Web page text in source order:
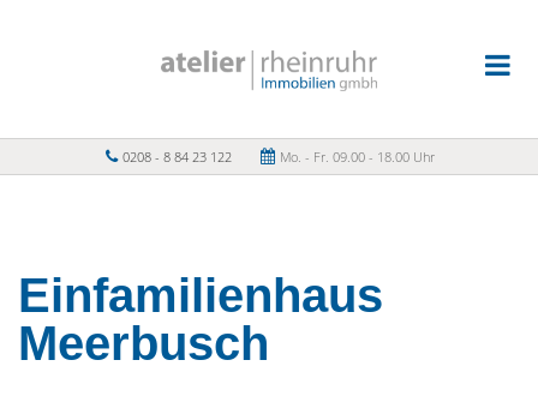
0208 - 8 84 23 122 Mo. - Fr. 09.00 - 18.00 Uhr
Einfamilienhaus
Meerbusch